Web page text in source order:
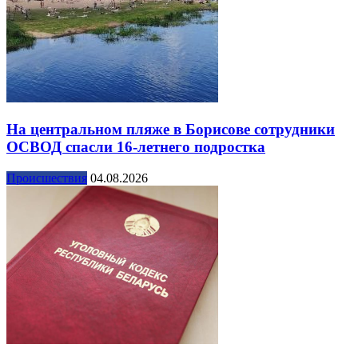
На центральном пляже в Борисове сотрудники
ОСВОД спасли 16-летнего подростка
Происшествия 04.08.2026